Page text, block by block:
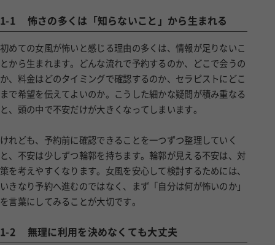
1-1 怖さの多くは「知らないこと」から生まれる
初めての女風が怖いと感じる理由の多くは、情報が足りないこ
とから生まれます。どんな流れで予約するのか、どこで会うの
か、料金はどのタイミングで確認するのか、セラピストにどこ
まで希望を伝えてよいのか。こうした細かな疑問が積み重なる
と、頭の中で不安だけが大きくなってしまいます。
けれども、予約前に確認できることを一つずつ整理していく
と、不安は少しずつ輪郭を持ちます。輪郭が見える不安は、対
策を考えやすくなります。女風を安心して検討するためには、
いきなり予約へ進むのではなく、まず「自分は何が怖いのか」
を言葉にしてみることが大切です。
1-2 無理に利用を決めなくても大丈夫